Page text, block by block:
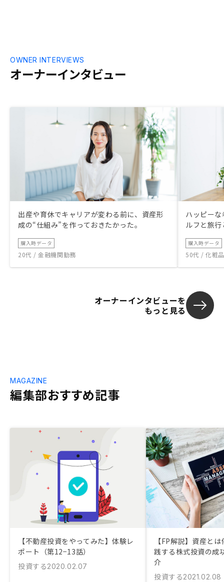
オーナーインタビュー
OWNER INTERVIEWS
出産や育休でキャリアが変わる前に、資産形
成の“仕組み”を作っておきたかった。
購入時データ
20代 / 金融機関勤務
ハッピー
ルフと旅
購入時データ
50代 / 化粧
オーナーインタビューを
もっと見る
編集部おすすめ記事
MAGAZINE
【不動産投資をやってみた】体験レ
ポート（第12−13話）
投資する2020.02.07
【FP解説】資産と
践する株式投資の成
介
投資する2021.02.08